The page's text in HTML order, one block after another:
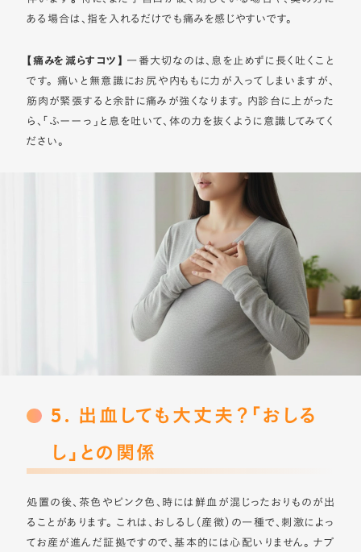
ある場合は、指を入れるだけでも痛みを感じやすいです。
【痛みを減らすコツ】 一番大切なのは、息を止めずに長く吐くこと
です。 痛いと無意識にお尻や内ももに力が入ってしまいますが、
筋肉が緊張すると余計に痛みが強くなります。 内診台に上がった
ら、「ふーーっ」と息を吐いて、体の力を抜くように意識してみてく
ださい。
5. 出血しても大丈夫？「おしる
し」との関係
処置の後、茶色やピンク色、時には鮮血が混じったおりものが出
ることがあります。 これは、おしるし（産徴）の一種で、刺激によっ
てお産が進んだ証拠ですので、基本的には心配いりません。 ナプ